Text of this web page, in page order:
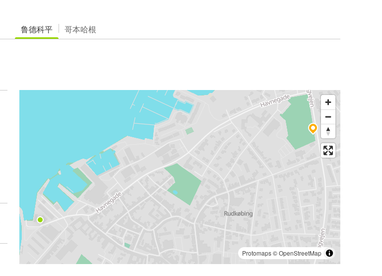
鲁德科平 哥本哈根
Protomaps©OpenStreetMap